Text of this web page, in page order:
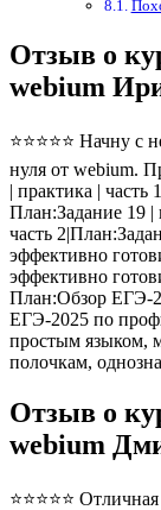
Отзыв о
webium
⭐⭐⭐⭐⭐ Начну
нуля от webium.
| практика | часть
План:Задание 19 |
часть
эффективно
эффективно
План:Обзор ЕГЭ-
ЕГЭ-2025 по
простым языком,
полочкам,
Отзыв о
webium
⭐⭐⭐⭐⭐